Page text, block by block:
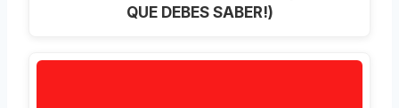
QUE DEBES SABER!)